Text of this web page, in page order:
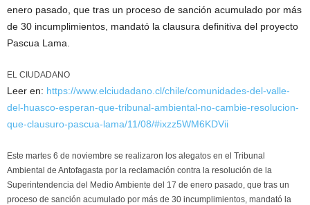
enero pasado, que tras un proceso de sanción acumulado por más
de 30 incumplimientos, mandató la clausura definitiva del proyecto
Pascua Lama.
EL CIUDADANO
Leer en: https://www.elciudadano.cl/chile/comunidades-del-valle-
del-huasco-esperan-que-tribunal-ambiental-no-cambie-resolucion-
que-clausuro-pascua-lama/11/08/#ixzz5WM6KDVii
Este martes 6 de noviembre se realizaron los alegatos en el Tribunal
Ambiental de Antofagasta por la reclamación contra la resolución de la
Superintendencia del Medio Ambiente del 17 de enero pasado, que tras un
proceso de sanción acumulado por más de 30 incumplimientos, mandató la